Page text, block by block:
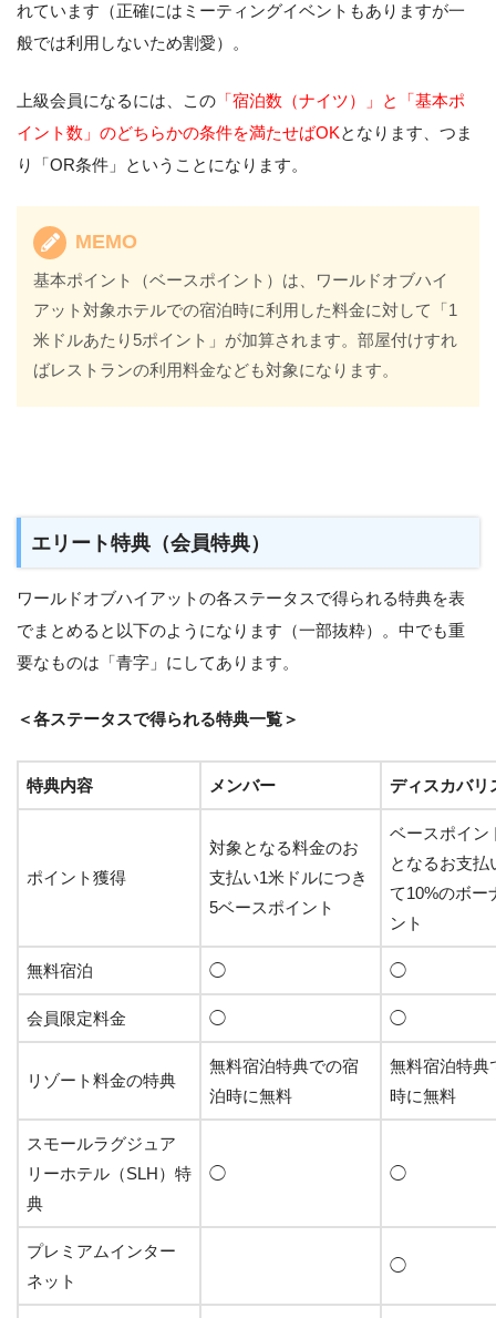
れています（正確にはミーティングイベントもありますが一
般では利用しないため割愛）。
上級会員になるには、この 「宿泊数（ナイツ）」と「基本ポ
イント数」のどちらかの条件を満たせばOKとなります、つま
り「OR条件」ということになります。
MEMO
基本ポイント（ベースポイント）は、ワールドオブハイ
アット対象ホテルでの宿泊時に利用した料金に対して「1
米ドルあたり5ポイント」が加算されます。部屋付けすれ
ばレストランの利用料金なども対象になります。
エリート特典（会員特典）
ワールドオブハイアットの各ステータスで得られる特典を表
でまとめると以下のようになります（一部抜粋）。中でも重
要なものは「青字」にしてあります。
＜各ステータスで得られる特典一覧＞
特典内容 メンバー ディスカバリ
ポイント獲得
対象となる料金のお
支払い1米ドルにつき
5ベースポイント
ベースポイン
となるお支払
て10%のボー
ント
無料宿泊 ◯ ◯
会員限定料金 ◯ ◯
リゾート料金の特典
無料宿泊特典での宿
泊時に無料
無料宿泊特典
時に無料
スモールラグジュア
リーホテル（SLH）特
典
◯ ◯
プレミアムインター
ネット
◯